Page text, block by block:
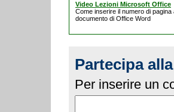
Video Lezioni Microsoft Office
Come inserire il numero di pagina
documento di Office Word
Partecipa
Per inserire un